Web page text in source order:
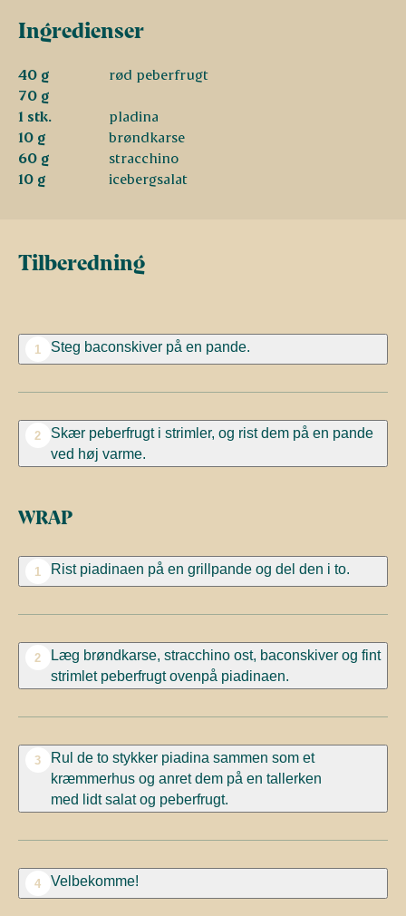
Ingredienser
40 g
rød peberfrugt
70 g
1 stk.
pladina
10 g
brøndkarse
60 g
stracchino
10 g
icebergsalat
Tilberedning
1 Steg baconskiver på en pande.
2
Skær peberfrugt i strimler, og rist dem på en pande
ved høj varme.
WRAP
1 Rist piadinaen på en grillpande og del den i to.
2
Læg brøndkarse, stracchino ost, baconskiver og fint
strimlet peberfrugt ovenpå piadinaen.
3
Rul de to stykker piadina sammen som et
kræmmerhus og anret dem på en tallerken
med lidt salat og peberfrugt.
4 Velbekomme!